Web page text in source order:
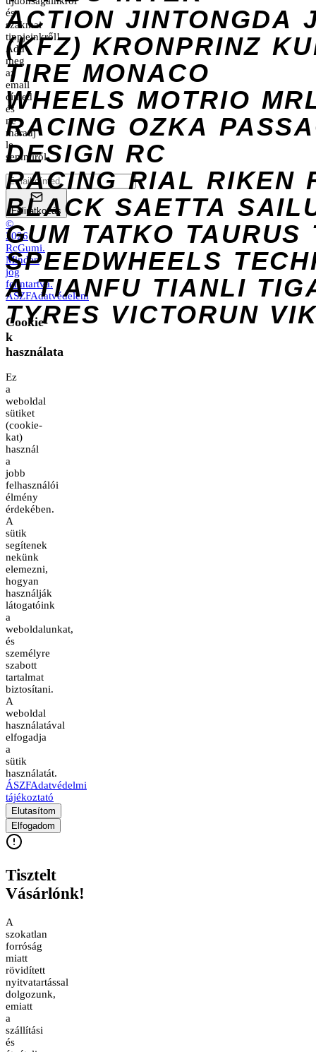
ACTION JINTONGDA
(KFZ) KRONPRINZ
TIRE MONACO
WHEELS MOTRIO
RACING OZKA
DESIGN RC
RACING RIAL RIKEN
BLACK SAETTA
GUM TATKO TAURUS
SPEEDWHEELS
A TIANFU TIANLI
TYRES VICTORUN
és
szakmai
tippjeinkről!
Add
meg
az
email
címed
és
ne
maradj
le
semmiről.
Feliratkozás
©
2026
RcGumi.
Minden
jog
fenntartva.
ÁSZFAdatvédelem
Cookie-
k
használata
Ez
a
weboldal
sütiket
(cookie-
kat)
használ
a
jobb
felhasználói
élmény
érdekében.
A
sütik
segítenek
nekünk
elemezni,
hogyan
használják
látogatóink
a
weboldalunkat,
és
személyre
szabott
tartalmat
biztosítani.
A
weboldal
használatával
elfogadja
a
sütik
használatát.
ÁSZFAdatvédelmi
tájékoztató
Elutasítom
Elfogadom
Tisztelt
Vásárlónk!
A
szokatlan
forróság
miatt
rövidített
nyitvatartással
dolgozunk,
emiatt
a
szállítási
és